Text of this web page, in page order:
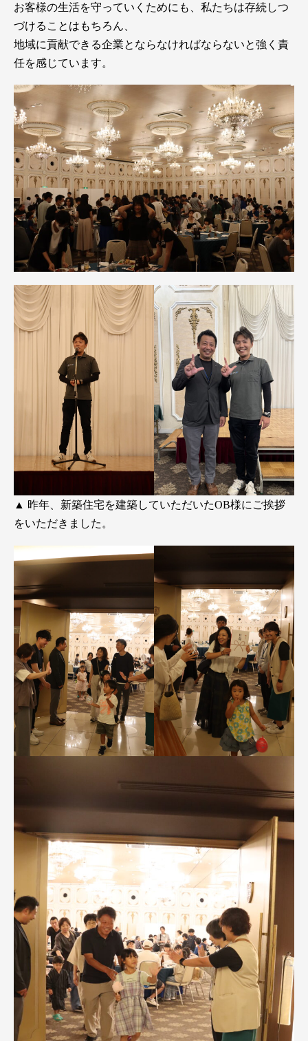
お客様の生活を守っていくためにも、私たちは存続しつ
づけることはもちろん、
地域に貢献できる企業とならなければならないと強く責
任を感じています。
▲ 昨年、新築住宅を建築していただいたOB様にご挨拶
をいただきました。